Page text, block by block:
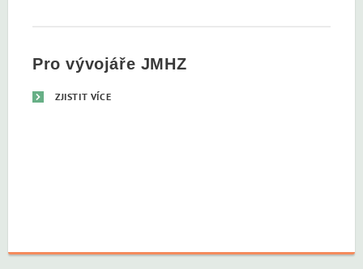
Pro vývojáře JMHZ
ZJISTIT VÍCE